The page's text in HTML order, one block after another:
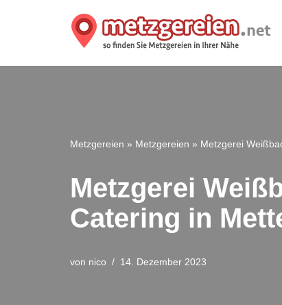
Metzgereien » Metzgereien » Metzgerei
Metzgerei
Catering in
von nico 14. Dezember 2023